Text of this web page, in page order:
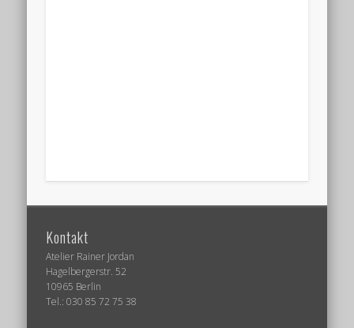
Kontakt
Atelier Rainer Jordan
Hagelbergerstr. 52
10965 Berlin
Tel.: 030 85 72 75 38